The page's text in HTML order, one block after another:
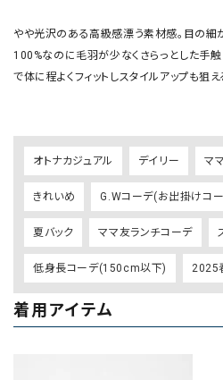
やや光沢のある高級感漂う素材感。目の細
100%なのに毛羽が少なくさらっとした手
で体に程よくフィットしスタイルアップも狙え
オトナカジュアル デイリー マ
きれいめ G.Wコーデ(お出掛けコ
夏バック ママ友ランチコーデ
低身長コーデ(150cm以下) 2025
着用アイテム